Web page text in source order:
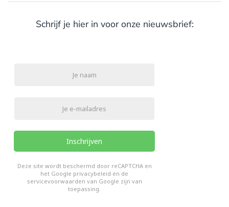
Schrijf je hier in voor onze nieuwsbrief:
Inschrijven
reCHAPTCHA*
Deze site wordt beschermd door reCAPTCHA en
het Google privacybeleid en de
servicevoorwaarden van Google zijn van
toepassing.